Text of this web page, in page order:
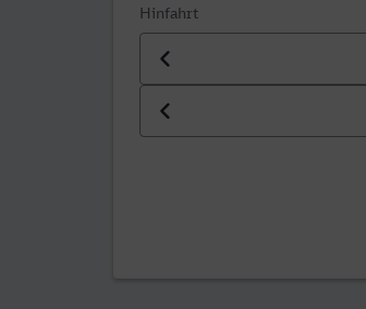
Hinfahrt
Datum der Hinfahrt
Uhrzeit der Hinfahrt